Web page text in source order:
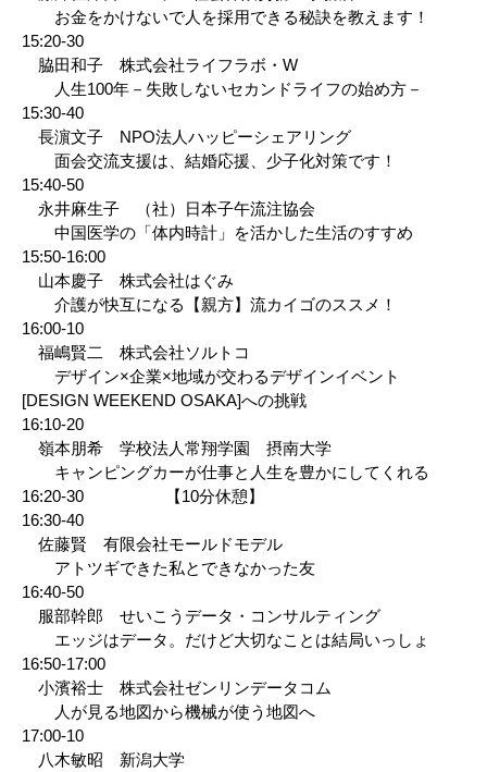
お金をかけないで人を採用できる秘訣を教えます！
15:20-30
脇田和子 株式会社ライフラボ・W
人生100年－失敗しないセカンドライフの始め方－
15:30-40
長濵文子 NPO法人ハッピーシェアリング
面会交流支援は、結婚応援、少子化対策です！
15:40-50
永井麻生子 （社）日本子午流注協会
中国医学の「体内時計」を活かした生活のすすめ
15:50-16:00
山本慶子 株式会社はぐみ
介護が快互になる【親方】流カイゴのススメ！
16:00-10
福嶋賢二
株式会社ソルトコ
デザイン×企業×地域が交わるデザインイベント
[DESIGN WEEKEND OSAKA]への挑戦
16:10-20
嶺本朋希 学校法人常翔学園 摂南大学
キャンピングカーが仕事と人生を豊かにしてくれる
16:20-30 【10分休憩】
16:30-40
佐藤賢 有限会社モールドモデル
アトツギできた私とできなかった友
16:40-50
服部幹郎 せいこうデータ・コンサルティング
エッジはデータ。だけど大切なことは結局いっしょ
16:50-17:00
小濱裕士 株式会社ゼンリンデータコム
人が見る地図から機械が使う地図へ
17:00-10
八木敏昭 新潟大学